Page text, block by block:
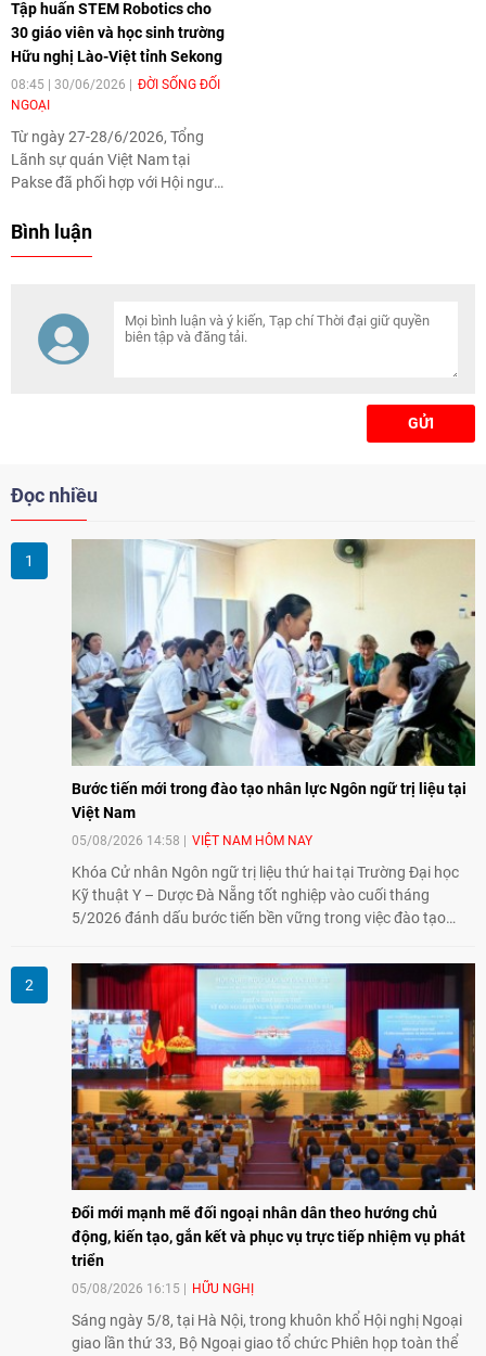
Chính phủ, Bộ trưởng Bộ Quốc
phòng Lào đã cùng thực hiện
nghi thức khởi công Trạm phối
hợp công tác biên giới.
Tập huấn STEM Robotics cho
30 giáo viên và học sinh trường
Hữu nghị Lào-Việt tỉnh Sekong
08:45 | 30/06/2026
ĐỜI SỐNG ĐỐI
NGOẠI
Từ ngày 27-28/6/2026, Tổng
Lãnh sự quán Việt Nam tại
Pakse đã phối hợp với Hội người
Năng khiếu Champasak-Lâm
STEM Robotics cho 30 giáo viên
và học sinh trường Hữu nghị
Lào-Việt tỉnh Sekong.
Bình luận
GỬI
Đọc nhiều
Bước tiến mới trong đào tạo nhân lực Ngôn ngữ trị liệu tại
Việt Nam
05/08/2026 14:58 VIỆT NAM HÔM NAY
Khóa Cử nhân Ngôn ngữ trị liệu thứ hai tại Trường Đại học
Kỹ thuật Y – Dược Đà Nẵng tốt nghiệp vào cuối tháng
5/2026 đánh dấu bước tiến bền vững trong việc đào tạo
tại Việt Nam.
Đổi mới mạnh mẽ đối ngoại nhân dân theo hướng chủ
động, kiến tạo, gắn kết và phục vụ trực tiếp nhiệm vụ phát
triển
05/08/2026 16:15 HỮU NGHỊ
Sáng ngày 5/8, tại Hà Nội, trong khuôn khổ Hội nghị Ngoại
giao lần thứ 33, Bộ Ngoại giao tổ chức Phiên họp toàn thể